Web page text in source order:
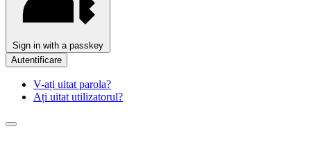
Sign in with a passkey
Autentificare
V-ați uitat parola?
Ați uitat utilizatorul?